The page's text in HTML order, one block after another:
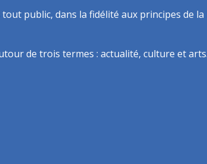
public, dans la fidélité aux principes de
de trois termes : actualité, culture et arts.